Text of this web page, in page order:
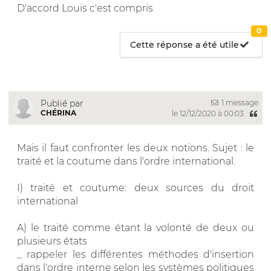
D'accord Louis c'est compris
Cette réponse a été utile
0
Publié par
CHÉRINA
1 message
le 12/12/2020 à 00:03
Mais il faut confronter les deux notions. Sujet : le
traité et la coutume dans l'ordre international.
I) traité et coutume: deux sources du droit
international
A) le traité comme étant la volonté de deux ou
plusieurs états
_ rappeler les différentes méthodes d'insertion
dans l'ordre interne selon les systèmes politiques